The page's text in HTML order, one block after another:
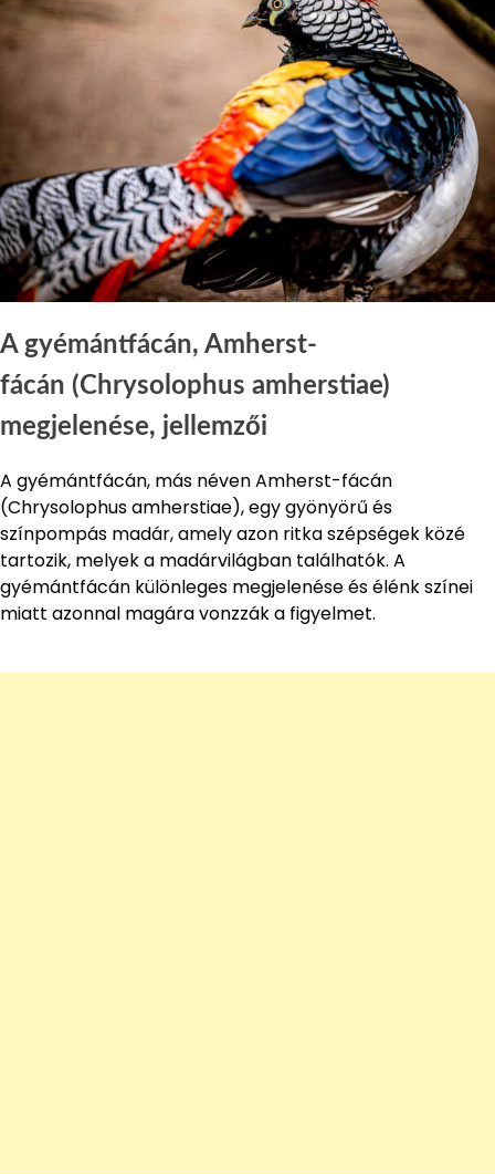
A gyémántfácán, Amherst-
fácán (Chrysolophus amherstiae)
megjelenése, jellemzői
A gyémántfácán, más néven Amherst-fácán
(Chrysolophus amherstiae), egy gyönyörű és
színpompás madár, amely azon ritka szépségek közé
tartozik, melyek a madárvilágban találhatók. A
gyémántfácán különleges megjelenése és élénk színei
miatt azonnal magára vonzzák a figyelmet.